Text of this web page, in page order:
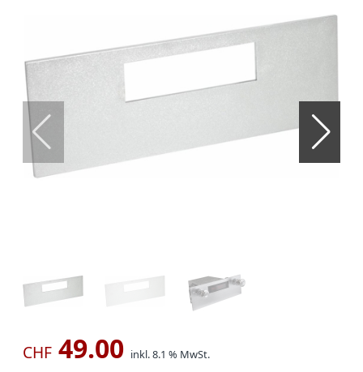
CHF 49.00 inkl. 8.1 % MwSt.